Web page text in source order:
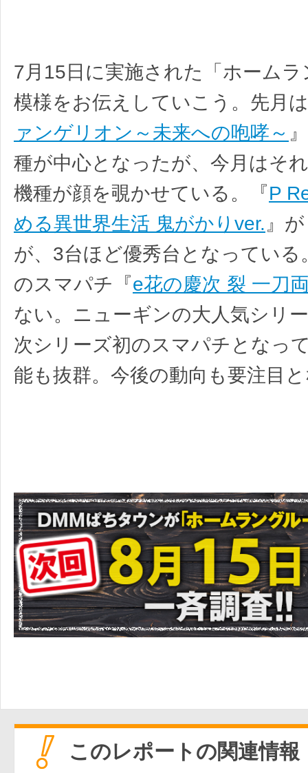
7月15日に実施された「ホーム
模様をお伝えしていこう。先月
ァンゲリオン～未来への咆哮～
種が中心となったが、今月はそ
機種が顔を覗かせている。『P
める異世界生活 鬼がかりver. 』
が、3台ほど優秀台となっている
のスマパチ『e花の慶次 裂 一刀
ない。ニューギンの大人気シリ
次シリーズ初のスマパチとなっ
能も抜群。今後の動向も要注目
このレポートの関連情報